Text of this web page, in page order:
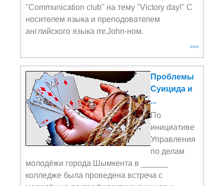
"Communication club" на тему "Victory day!" С
носителем языка и преподователем
английского языка mr.John-ном.
>>>
Проблемы
Суицида и
...
По
инициативе
Управления
по делам
молодёжи города Шымкента в ______
колледже была проведена встреча с